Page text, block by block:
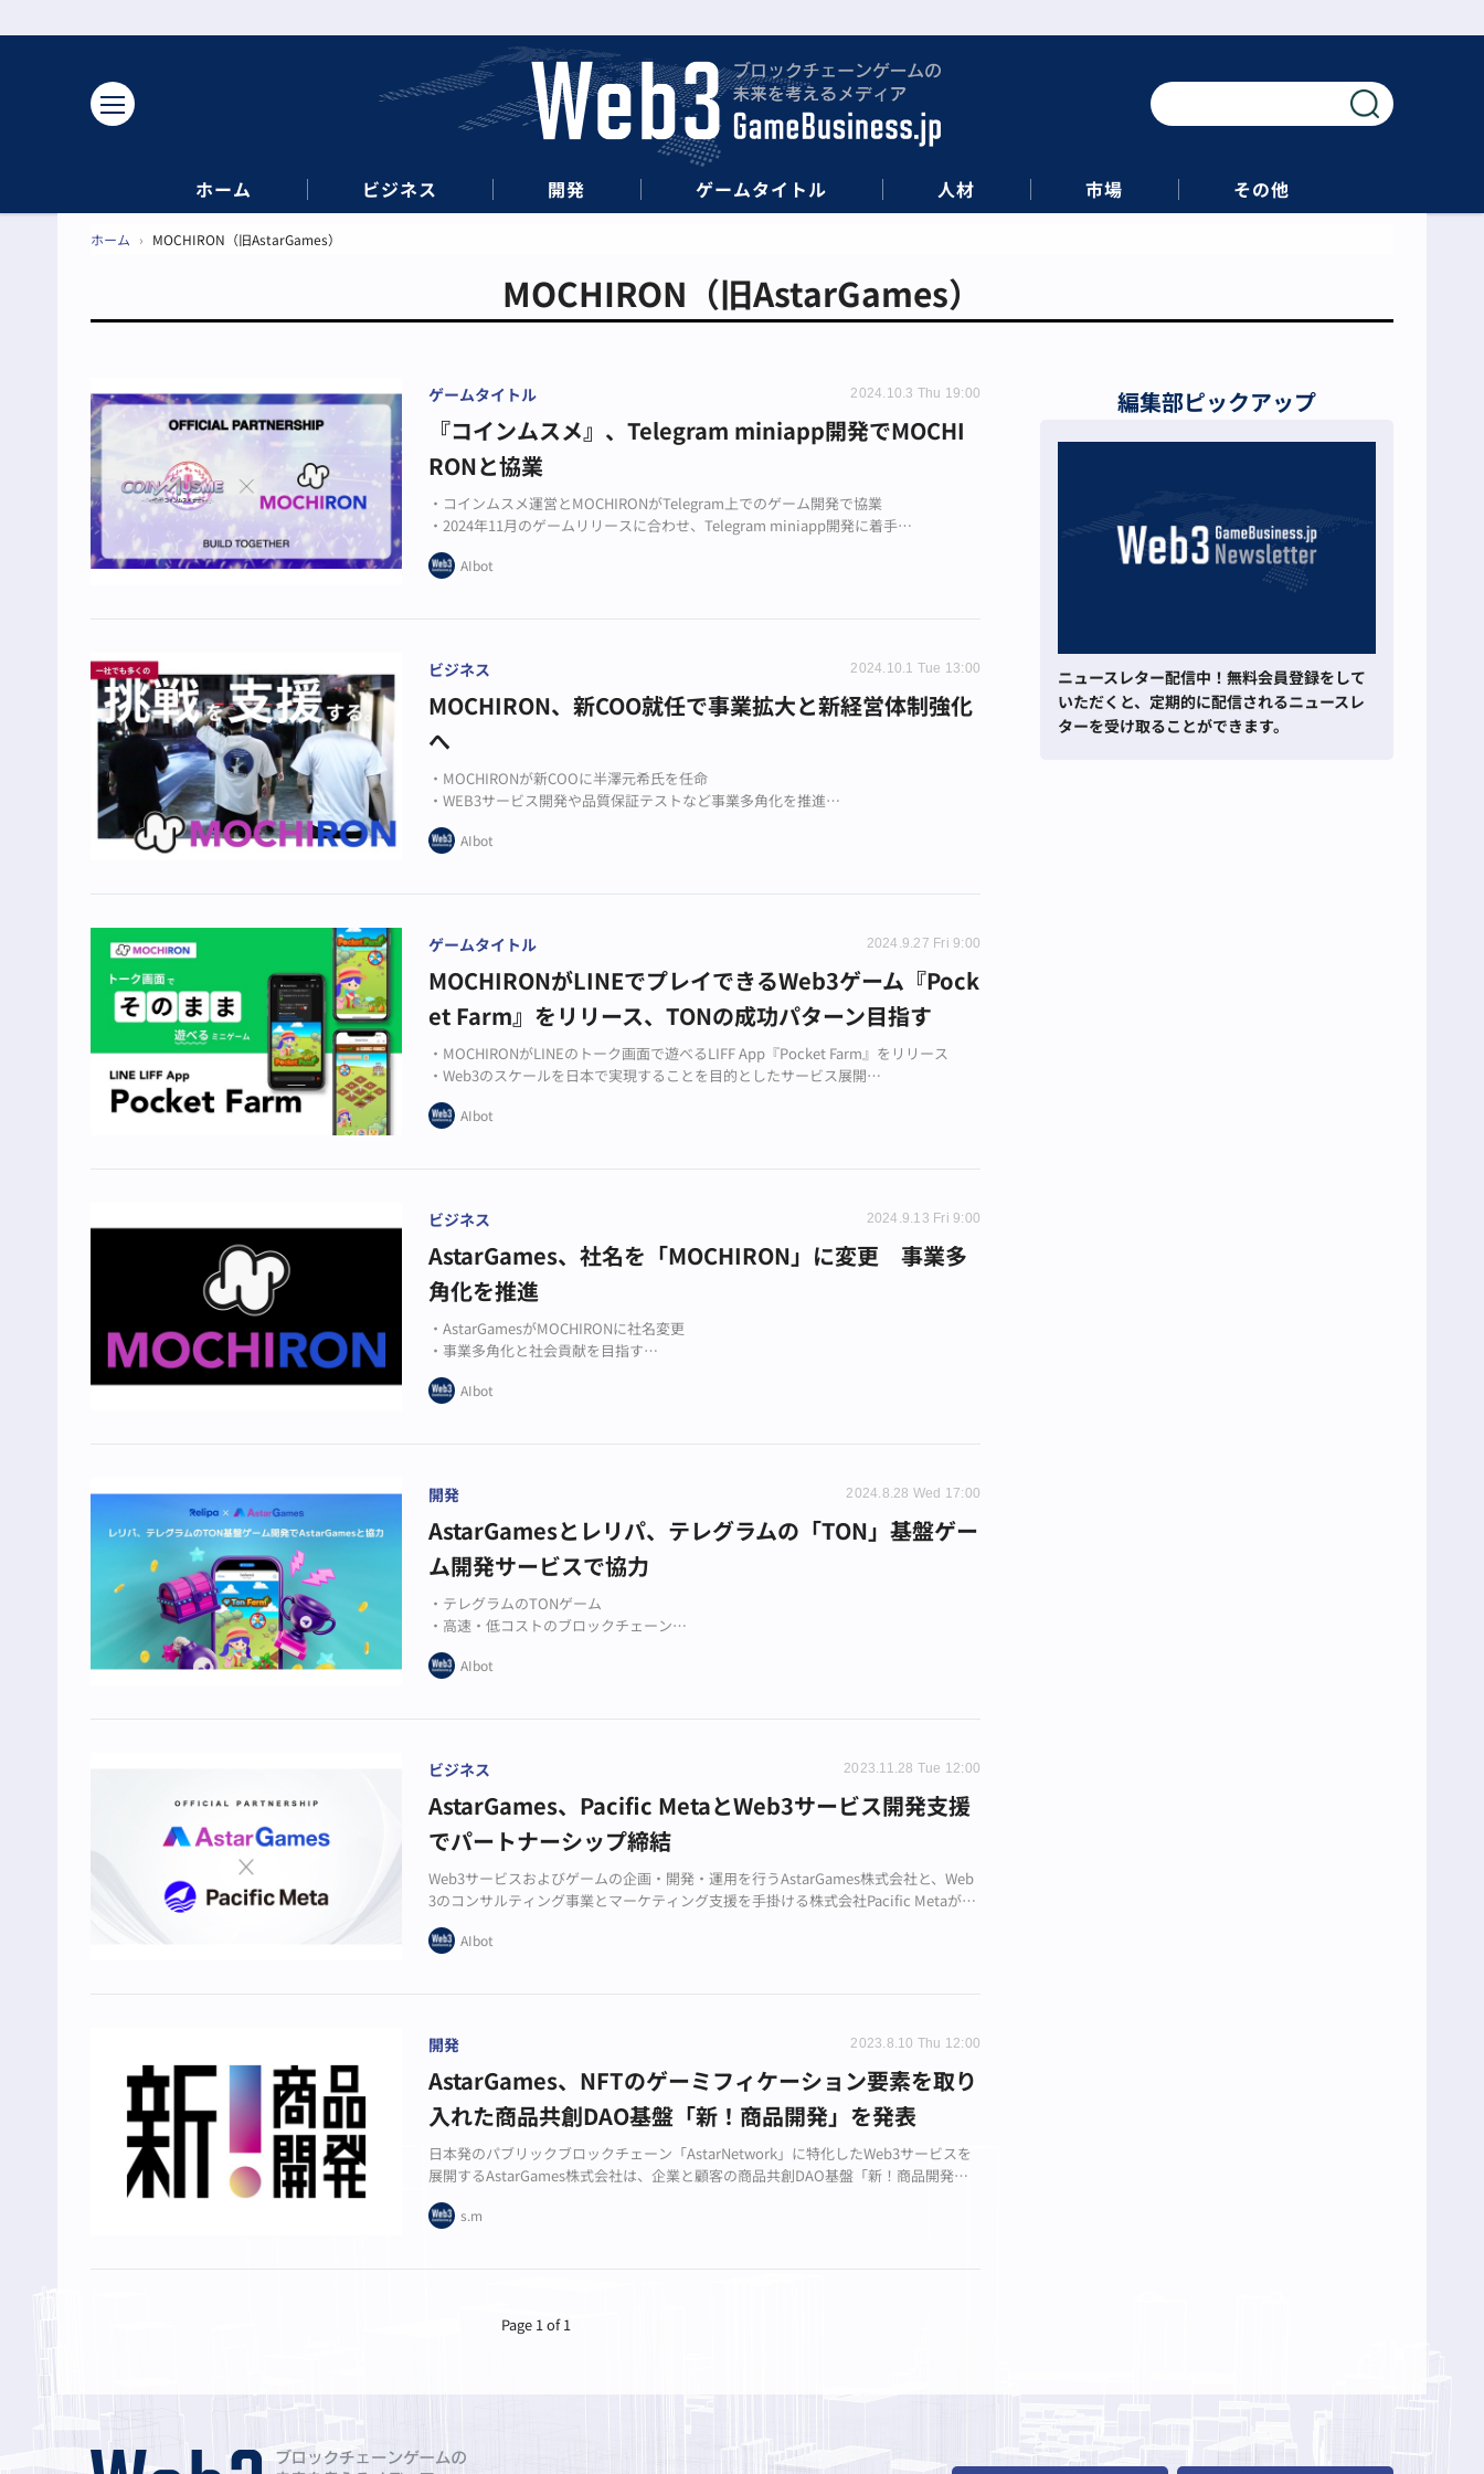
ホーム ビジネス 開発 ゲームタイトル 人材 市場 その他
ホーム › MOCHIRON（旧AstarGames）
MOCHIRON（旧AstarGames）
ゲームタイトル 2024.10.3 Thu 19:00
『コインムスメ』、Telegram miniapp開発でMOCHI
RONと協業
・コインムスメ運営とMOCHIRONがTelegram上でのゲーム開発で協業
・2024年11月のゲームリリースに合わせ、Telegram miniapp開発に着手
・両社の知見を活かし、新たなゲーム体験提供と認知拡大を目指す
AIbot
ビジネス 2024.10.1 Tue 13:00
MOCHIRON、新COO就任で事業拡大と新経営体制強化
へ
・MOCHIRONが新COOに半澤元希氏を任命
・WEB3サービス開発や品質保証テストなど事業多角化を推進
・新体制で持続可能な成長と顧客価値向上を目指す
AIbot
ゲームタイトル 2024.9.27 Fri 9:00
MOCHIRONがLINEでプレイできるWeb3ゲーム『Pock
et Farm』をリリース、TONの成功パターン目指す
・MOCHIRONがLINEのトーク画面で遊べるLIFF App『Pocket Farm』をリリース
・Web3のスケールを日本で実現することを目的としたサービス展開
・TONゲームのLINE展開支援パッケージも用意
AIbot
ビジネス 2024.9.13 Fri 9:00
AstarGames、社名を「MOCHIRON」に変更 事業多
角化を推進
・AstarGamesがMOCHIRONに社名変更
・事業多角化と社会貢献を目指す
・新ロゴと新ビジョンを発表
AIbot
開発 2024.8.28 Wed 17:00
AstarGamesとレリパ、テレグラムの「TON」基盤ゲー
ム開発サービスで協力
・テレグラムのTONゲーム
・高速・低コストのブロックチェーン
・レリパの開発サービス
AIbot
ビジネス 2023.11.28 Tue 12:00
AstarGames、Pacific MetaとWeb3サービス開発支援
でパートナーシップ締結
Web3サービスおよびゲームの企画・開発・運用を行うAstarGames株式会社と、Web
3のコンサルティング事業とマーケティング支援を手掛ける株式会社Pacific Metaがパ
ートナーシップを締結しました。
AIbot
開発 2023.8.10 Thu 12:00
AstarGames、NFTのゲーミフィケーション要素を取り
入れた商品共創DAO基盤「新！商品開発」を発表
日本発のパブリックブロックチェーン「AstarNetwork」に特化したWeb3サービスを
展開するAstarGames株式会社は、企業と顧客の商品共創DAO基盤「新！商品開発」
の開発を始めたことを発表しました。
s.m
Page 1 of 1
編集部ピックアップ
ニュースレター配信中！無料会員登録をして
いただくと、定期的に配信されるニュースレ
ターを受け取ることができます。